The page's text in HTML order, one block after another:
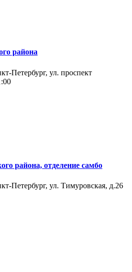
района
Петербург, ул. проспект
района, отделение самбо
Петербург, ул. Тимуровская, д.26